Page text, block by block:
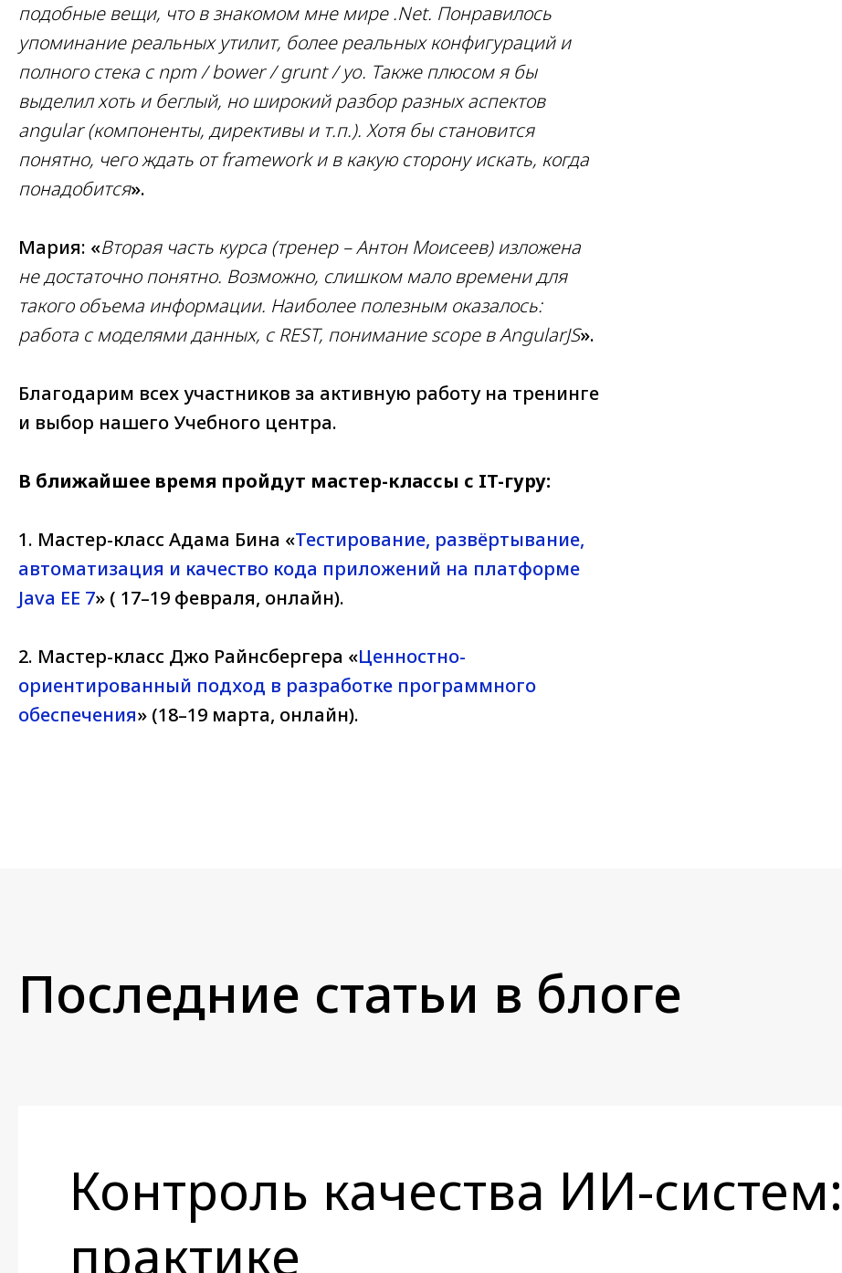
подобные вещи, что в знакомом мне мире .Net. Понравилось
упоминание реальных утилит, более реальных конфигураций и
полного стека с npm / bower / grunt / yo. Также плюсом я бы
выделил хоть и беглый, но широкий разбор разных аспектов
angular (компоненты, директивы и т.п.). Хотя бы становится
понятно, чего ждать от framework и в какую сторону искать, когда
понадобится».
Мария: «Вторая часть курса (тренер – Антон Моисеев) изложена
не достаточно понятно. Возможно, слишком мало времени для
такого объема информации. Наиболее полезным оказалось:
работа с моделями данных, с REST, понимание scope в AngularJS».
Благодарим всех участников за активную работу на тренинге
и выбор нашего Учебного центра.
В ближайшее время пройдут мастер-классы с IT-гуру:
1. Мастер-класс Адама Бина «Тестирование, развёртывание,
автоматизация и качество кода приложений на платформе
Java EE 7» ( 17–19 февраля, онлайн).
2. Мастер-класс Джо Райнсбергера «Ценностно-
ориентированный подход в разработке программного
обеспечения» (18–19 марта, онлайн).
Последние статьи в блоге
Контроль качества ИИ-
практике